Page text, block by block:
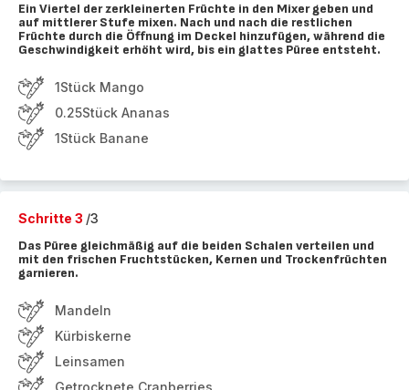
Ein Viertel der zerkleinerten Früchte in den Mixer geben und
auf mittlerer Stufe mixen. Nach und nach die restlichen
Früchte durch die Öffnung im Deckel hinzufügen, während die
Geschwindigkeit erhöht wird, bis ein glattes Püree entsteht.
1Stück Mango
0.25Stück Ananas
1Stück Banane
Schritte 3 /3
Das Püree gleichmäßig auf die beiden Schalen verteilen und
mit den frischen Fruchtstücken, Kernen und Trockenfrüchten
garnieren.
Mandeln
Kürbiskerne
Leinsamen
Getrocknete Cranberries